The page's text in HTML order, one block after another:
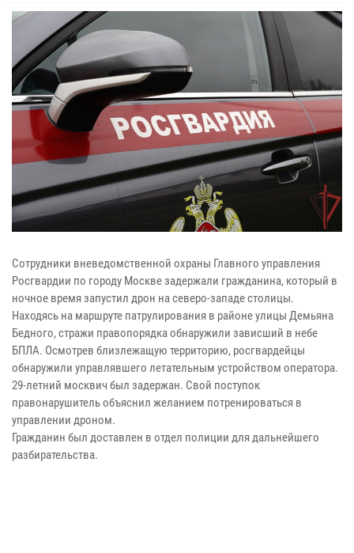
Сотрудники вневедомственной охраны Главного управления
Росгвардии по городу Москве задержали гражданина, который в
ночное время запустил дрон на северо-западе столицы.
Находясь на маршруте патрулирования в районе улицы Демьяна
Бедного, стражи правопорядка обнаружили зависший в небе
БПЛА. Осмотрев близлежащую территорию, росгвардейцы
обнаружили управлявшего летательным устройством оператора.
29-летний москвич был задержан. Свой поступок
правонарушитель объяснил желанием потренироваться в
управлении дроном.
Гражданин был доставлен в отдел полиции для дальнейшего
разбирательства.